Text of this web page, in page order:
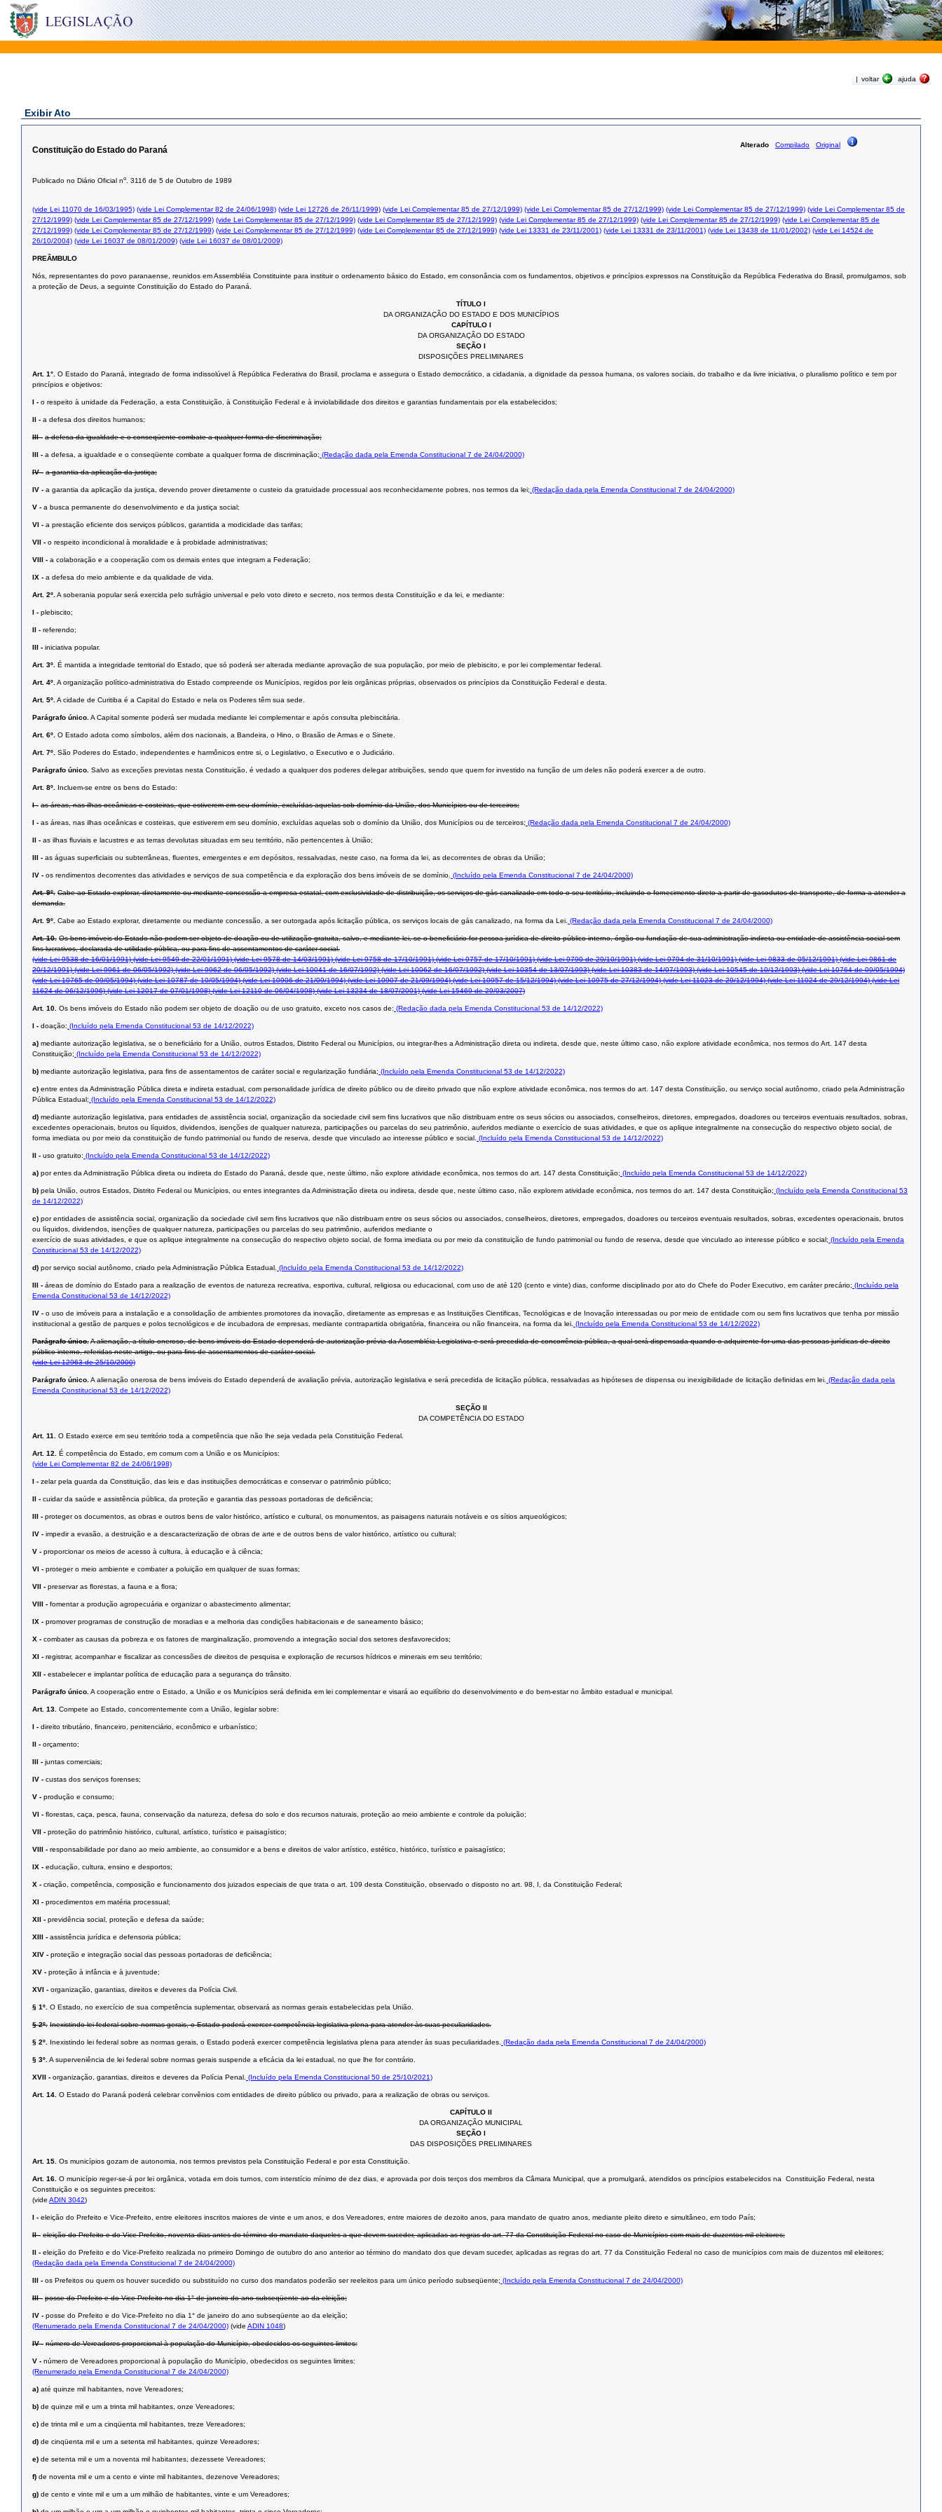
| voltar ajuda
Exibir Ato
Alterado Compilado Original
Constituição do Estado do Paraná
Publicado no Diário Oficial no. 3116 de 5 de Outubro de 1989
(vide Lei 11070 de 16/03/1995) (vide Lei Complementar 82 de 24/06/1998) (vide Lei 12726 de 26/11/1999) (vide Lei Complementar 85 de 27/12/1999) (vide Lei Complementar 85 de 27/12/1999) (vide Lei Complementar 85 de 27/12/1999) (vide Lei Complementar 85 de
27/12/1999) (vide Lei Complementar 85 de 27/12/1999) (vide Lei Complementar 85 de 27/12/1999) (vide Lei Complementar 85 de 27/12/1999) (vide Lei Complementar 85 de 27/12/1999) (vide Lei Complementar 85 de 27/12/1999) (vide Lei Complementar 85 de
27/12/1999) (vide Lei Complementar 85 de 27/12/1999) (vide Lei Complementar 85 de 27/12/1999) (vide Lei Complementar 85 de 27/12/1999) (vide Lei 13331 de 23/11/2001) (vide Lei 13331 de 23/11/2001) (vide Lei 13438 de 11/01/2002) (vide Lei 14524 de
26/10/2004) (vide Lei 16037 de 08/01/2009) (vide Lei 16037 de 08/01/2009)
PREÂMBULO
Nós, representantes do povo paranaense, reunidos em Assembléia Constituinte para instituir o ordenamento básico do Estado, em consonância com os fundamentos, objetivos e princípios expressos na Constituição da República Federativa do Brasil, promulgamos, sob
a proteção de Deus, a seguinte Constituição do Estado do Paraná.
TÍTULO I
DA ORGANIZAÇÃO DO ESTADO E DOS MUNICÍPIOS
CAPÍTULO I
DA ORGANIZAÇÃO DO ESTADO
SEÇÃO I
DISPOSIÇÕES PRELIMINARES
Art. 1°. O Estado do Paraná, integrado de forma indissolúvel à República Federativa do Brasil, proclama e assegura o Estado democrático, a cidadania, a dignidade da pessoa humana, os valores sociais, do trabalho e da livre iniciativa, o pluralismo político e tem por
princípios e objetivos:
I - o respeito à unidade da Federação, a esta Constituição, à Constituição Federal e à inviolabilidade dos direitos e garantias fundamentais por ela estabelecidos;
II - a defesa dos direitos humanos;
III - a defesa da igualdade e o conseqüente combate a qualquer forma de discriminação;
III - a defesa, a igualdade e o conseqüente combate a qualquer forma de discriminação; (Redação dada pela Emenda Constitucional 7 de 24/04/2000)
IV - a garantia da aplicação da justiça;
IV - a garantia da aplicação da justiça, devendo prover diretamente o custeio da gratuidade processual aos reconhecidamente pobres, nos termos da lei; (Redação dada pela Emenda Constitucional 7 de 24/04/2000)
V - a busca permanente do desenvolvimento e da justiça social;
VI - a prestação eﬁciente dos serviços públicos, garantida a modicidade das tarifas;
VII - o respeito incondicional à moralidade e à probidade administrativas;
VIII - a colaboração e a cooperação com os demais entes que integram a Federação;
IX - a defesa do meio ambiente e da qualidade de vida.
Art. 2º. A soberania popular será exercida pelo sufrágio universal e pelo voto direto e secreto, nos termos desta Constituição e da lei, e mediante:
I - plebiscito;
II - referendo;
III - iniciativa popular.
Art. 3º. É mantida a integridade territorial do Estado, que só poderá ser alterada mediante aprovação de sua população, por meio de plebiscito, e por lei complementar federal.
Art. 4º. A organização político-administrativa do Estado compreende os Municípios, regidos por leis orgânicas próprias, observados os princípios da Constituição Federal e desta.
Art. 5º. A cidade de Curitiba é a Capital do Estado e nela os Poderes têm sua sede.
Parágrafo único. A Capital somente poderá ser mudada mediante lei complementar e após consulta plebiscitária.
Art. 6º. O Estado adota como símbolos, além dos nacionais, a Bandeira, o Hino, o Brasão de Armas e o Sinete.
Art. 7º. São Poderes do Estado, independentes e harmônicos entre si, o Legislativo, o Executivo e o Judiciário.
Parágrafo único. Salvo as exceções previstas nesta Constituição, é vedado a qualquer dos poderes delegar atribuições, sendo que quem for investido na função de um deles não poderá exercer a de outro.
Art. 8º. Incluem-se entre os bens do Estado:
I - as áreas, nas ilhas oceânicas e costeiras, que estiverem em seu domínio, excluídas aquelas sob domínio da União, dos Municípios ou de terceiros;
I - as áreas, nas ilhas oceânicas e costeiras, que estiverem em seu domínio, excluídas aquelas sob o domínio da União, dos Municípios ou de terceiros; (Redação dada pela Emenda Constitucional 7 de 24/04/2000)
II - as ilhas ﬂuviais e lacustres e as terras devolutas situadas em seu território, não pertencentes à União;
III - as águas superﬁciais ou subterrâneas, ﬂuentes, emergentes e em depósitos, ressalvadas, neste caso, na forma da lei, as decorrentes de obras da União;
IV - os rendimentos decorrentes das atividades e serviços de sua competência e da exploração dos bens imóveis de se domínio. (Incluído pela Emenda Constitucional 7 de 24/04/2000)
Art. 9º. Cabe ao Estado explorar, diretamente ou mediante concessão a empresa estatal, com exclusividade de distribuição, os serviços de gás canalizado em todo o seu território, incluindo o fornecimento direto a partir de gasodutos de transporte, de forma a atender a
demanda.
Art. 9º. Cabe ao Estado explorar, diretamente ou mediante concessão, a ser outorgada após licitação pública, os serviços locais de gás canalizado, na forma da Lei. (Redação dada pela Emenda Constitucional 7 de 24/04/2000)
Art. 10. Os bens imóveis do Estado não podem ser objeto de doação ou de utilização gratuita, salvo, e mediante lei, se o beneﬁciário for pessoa jurídica de direito público interno, órgão ou fundação de sua administração indireta ou entidade de assistência social sem
ﬁns lucrativos, declarada de utilidade pública, ou para ﬁns de assentamentos de caráter social.
(vide Lei 9538 de 16/01/1991)(vide Lei 9549 de 22/01/1991)(vide Lei 9578 de 14/03/1991)(vide Lei 9758 de 17/10/1991)(vide Lei 9757 de 17/10/1991)(vide Lei 9790 de 29/10/1991)(vide Lei 9794 de 31/10/1991)(vide Lei 9833 de 05/12/1991)(vide Lei 9861 de
20/12/1991)(vide Lei 9961 de 06/05/1992)(vide Lei 9962 de 06/05/1992)(vide Lei 10041 de 16/07/1992)(vide Lei 10062 de 16/07/1992)(vide Lei 10354 de 13/07/1993)(vide Lei 10383 de 14/07/1993)(vide Lei 10545 de 10/12/1993)(vide Lei 10764 de 09/05/1994)
(vide Lei 10765 de 09/05/1994)(vide Lei 10787 de 10/05/1994)(vide Lei 10906 de 21/09/1994)(vide Lei 10907 de 21/09/1994)(vide Lei 10957 de 15/12/1994)(vide Lei 10975 de 27/12/1994)(vide Lei 11023 de 29/12/1994)(vide Lei 11024 de 29/12/1994)(vide Lei
11624 de 06/12/1996)(vide Lei 12017 de 07/01/1998)(vide Lei 12110 de 06/04/1998)(vide Lei 13234 de 18/07/2001)(vide Lei 15469 de 29/03/2007)
Art. 10. Os bens imóveis do Estado não podem ser objeto de doação ou de uso gratuito, exceto nos casos de: (Redação dada pela Emenda Constitucional 53 de 14/12/2022)
I - doação: (Incluído pela Emenda Constitucional 53 de 14/12/2022)
a) mediante autorização legislativa, se o beneficiário for a União, outros Estados, Distrito Federal ou Municípios, ou integrar-lhes a Administração direta ou indireta, desde que, neste último caso, não explore atividade econômica, nos termos do Art. 147 desta
Constituição; (Incluído pela Emenda Constitucional 53 de 14/12/2022)
b) mediante autorização legislativa, para fins de assentamentos de caráter social e regularização fundiária; (Incluído pela Emenda Constitucional 53 de 14/12/2022)
c) entre entes da Administração Pública direta e indireta estadual, com personalidade jurídica de direito público ou de direito privado que não explore atividade econômica, nos termos do art. 147 desta Constituição, ou serviço social autônomo, criado pela Administração
Pública Estadual; (Incluído pela Emenda Constitucional 53 de 14/12/2022)
d) mediante autorização legislativa, para entidades de assistência social, organização da sociedade civil sem fins lucrativos que não distribuam entre os seus sócios ou associados, conselheiros, diretores, empregados, doadores ou terceiros eventuais resultados, sobras,
excedentes operacionais, brutos ou líquidos, dividendos, isenções de qualquer natureza, participações ou parcelas do seu patrimônio, auferidos mediante o exercício de suas atividades, e que os aplique integralmente na consecução do respectivo objeto social, de
forma imediata ou por meio da constituição de fundo patrimonial ou fundo de reserva, desde que vinculado ao interesse público e social. (Incluído pela Emenda Constitucional 53 de 14/12/2022)
II - uso gratuito: (Incluído pela Emenda Constitucional 53 de 14/12/2022)
a) por entes da Administração Pública direta ou indireta do Estado do Paraná, desde que, neste último, não explore atividade econômica, nos termos do art. 147 desta Constituição; (Incluído pela Emenda Constitucional 53 de 14/12/2022)
b) pela União, outros Estados, Distrito Federal ou Municípios, ou entes integrantes da Administração direta ou indireta, desde que, neste último caso, não explorem atividade econômica, nos termos do art. 147 desta Constituição; (Incluído pela Emenda Constitucional 53
de 14/12/2022)
c) por entidades de assistência social, organização da sociedade civil sem fins lucrativos que não distribuam entre os seus sócios ou associados, conselheiros, diretores, empregados, doadores ou terceiros eventuais resultados, sobras, excedentes operacionais, brutos
ou líquidos, dividendos, isenções de qualquer natureza, participações ou parcelas do seu patrimônio, auferidos mediante o
exercício de suas atividades, e que os aplique integralmente na consecução do respectivo objeto social, de forma imediata ou por meio da constituição de fundo patrimonial ou fundo de reserva, desde que vinculado ao interesse público e social; (Incluído pela Emenda
Constitucional 53 de 14/12/2022)
d) por serviço social autônomo, criado pela Administração Pública Estadual. (Incluído pela Emenda Constitucional 53 de 14/12/2022)
III - áreas de domínio do Estado para a realização de eventos de natureza recreativa, esportiva, cultural, religiosa ou educacional, com uso de até 120 (cento e vinte) dias, conforme disciplinado por ato do Chefe do Poder Executivo, em caráter precário; (Incluído pela
Emenda Constitucional 53 de 14/12/2022)
IV - o uso de imóveis para a instalação e a consolidação de ambientes promotores da inovação, diretamente as empresas e as Instituições Cientificas, Tecnológicas e de Inovação interessadas ou por meio de entidade com ou sem fins lucrativos que tenha por missão
institucional a gestão de parques e polos tecnológicos e de incubadora de empresas, mediante contrapartida obrigatória, financeira ou não financeira, na forma da lei. (Incluído pela Emenda Constitucional 53 de 14/12/2022)
Parágrafo único.A alienação, a título oneroso, de bens imóveis do Estado dependerá de autorização prévia da Assembléia Legislativa e será precedida de concorrência pública, a qual será dispensada quando o adquirente for uma das pessoas jurídicas de direito
público interno, referidas neste artigo, ou para ﬁns de assentamentos de caráter social.
(vide Lei 12963 de 25/10/2000)
Parágrafo único. A alienação onerosa de bens imóveis do Estado dependerá de avaliação prévia, autorização legislativa e será precedida de licitação pública, ressalvadas as hipóteses de dispensa ou inexigibilidade de licitação definidas em lei. (Redação dada pela
Emenda Constitucional 53 de 14/12/2022)
SEÇÃO II
DA COMPETÊNCIA DO ESTADO
Art. 11. O Estado exerce em seu território toda a competência que não lhe seja vedada pela Constituição Federal.
Art. 12.
É competência do Estado, em comum com a União e os Municípios:
(vide Lei Complementar 82 de 24/06/1998)
I - zelar pela guarda da Constituição, das leis e das instituições democráticas e conservar o patrimônio público;
II - cuidar da saúde e assistência pública, da proteção e garantia das pessoas portadoras de deﬁciência;
III - proteger os documentos, as obras e outros bens de valor histórico, artístico e cultural, os monumentos, as paisagens naturais notáveis e os sítios arqueológicos;
IV - impedir a evasão, a destruição e a descaracterização de obras de arte e de outros bens de valor histórico, artístico ou cultural;
V - proporcionar os meios de acesso à cultura, à educação e à ciência;
VI - proteger o meio ambiente e combater a poluição em qualquer de suas formas;
VII - preservar as ﬂorestas, a fauna e a ﬂora;
VIII - fomentar a produção agropecuária e organizar o abastecimento alimentar;
IX - promover programas de construção de moradias e a melhoria das condições habitacionais e de saneamento básico;
X - combater as causas da pobreza e os fatores de marginalização, promovendo a integração social dos setores desfavorecidos;
XI - registrar, acompanhar e ﬁscalizar as concessões de direitos de pesquisa e exploração de recursos hídricos e minerais em seu território;
XII - estabelecer e implantar política de educação para a segurança do trânsito.
Parágrafo único. A cooperação entre o Estado, a União e os Municípios será deﬁnida em lei complementar e visará ao equilíbrio do desenvolvimento e do bem-estar no âmbito estadual e municipal.
Art. 13. Compete ao Estado, concorrentemente com a União, legislar sobre:
I - direito tributário, ﬁnanceiro, penitenciário, econômico e urbanístico;
II - orçamento;
III - juntas comerciais;
IV - custas dos serviços forenses;
V - produção e consumo;
VI - ﬂorestas, caça, pesca, fauna, conservação da natureza, defesa do solo e dos recursos naturais, proteção ao meio ambiente e controle da poluição;
VII - proteção do patrimônio histórico, cultural, artístico, turístico e paisagístico;
VIII - responsabilidade por dano ao meio ambiente, ao consumidor e a bens e direitos de valor artístico, estético, histórico, turístico e paisagístico;
IX - educação, cultura, ensino e desportos;
X - criação, competência, composição e funcionamento dos juizados especiais de que trata o art. 109 desta Constituição, observado o disposto no art. 98, I, da Constituição Federal;
XI - procedimentos em matéria processual;
XII - previdência social, proteção e defesa da saúde;
XIII - assistência jurídica e defensoria pública;
XIV - proteção e integração social das pessoas portadoras de deﬁciência;
XV - proteção à infância e à juventude;
XVI - organização, garantias, direitos e deveres da Polícia Civil.
§ 1º. O Estado, no exercício de sua competência suplementar, observará as normas gerais estabelecidas pela União.
§ 2º. Inexistindo lei federal sobre normas gerais, o Estado poderá exercer competência legislativa plena para atender às suas peculiaridades.
§ 2º. Inexistindo lei federal sobre as normas gerais, o Estado poderá exercer competência legislativa plena para atender às suas peculiaridades. (Redação dada pela Emenda Constitucional 7 de 24/04/2000)
§ 3º. A superveniência de lei federal sobre normas gerais suspende a eﬁcácia da lei estadual, no que lhe for contrário.
XVII - organização, garantias, direitos e deveres da Polícia Penal. (Incluído pela Emenda Constitucional 50 de 25/10/2021)
Art. 14. O Estado do Paraná poderá celebrar convênios com entidades de direito público ou privado, para a realização de obras ou serviços.
CAPÍTULO II
DA ORGANIZAÇÃO MUNICIPAL
SEÇÃO I
DAS DISPOSIÇÕES PRELIMINARES
Art. 15. Os municípios gozam de autonomia, nos termos previstos pela Constituição Federal e por esta Constituição.
Art. 16. O município reger-se-á por lei orgânica, votada em dois turnos, com interstício mínimo de dez dias, e aprovada por dois terços dos membros da Câmara Municipal, que a promulgará, atendidos os princípios estabelecidos na Constituição Federal, nesta
Constituição e os seguintes preceitos:
(vide ADIN 3042)
I - eleição do Prefeito e Vice-Prefeito, entre eleitores inscritos maiores de vinte e um anos, e dos Vereadores, entre maiores de dezoito anos, para mandato de quatro anos, mediante pleito direto e simultâneo, em todo País;
II - eleição do Prefeito e do Vice-Prefeito, noventa dias antes do término do mandato daqueles a que devem suceder, aplicadas as regras do art. 77 da Constituição Federal no caso de Municípios com mais de duzentos mil eleitores;
II - eleição do Prefeito e do Vice-Prefeito realizada no primeiro Domingo de outubro do ano anterior ao término do mandato dos que devam suceder, aplicadas as regras do art. 77 da Constituição Federal no caso de municípios com mais de duzentos mil eleitores;
(Redação dada pela Emenda Constitucional 7 de 24/04/2000)
III - os Prefeitos ou quem os houver sucedido ou substituído no curso dos mandatos poderão ser reeleitos para um único período subseqüente; (Incluído pela Emenda Constitucional 7 de 24/04/2000)
III - posse do Prefeito e do Vice-Prefeito no dia 1° de janeiro do ano subseqüente ao da eleição;
IV - posse do Prefeito e do Vice-Prefeito no dia 1° de janeiro do ano subseqüente ao da eleição;
(Renumerado pela Emenda Constitucional 7 de 24/04/2000) (vide ADIN 1048)
IV - número de Vereadores proporcional à população do Município, obedecidos os seguintes limites:
V - número de Vereadores proporcional à população do Município, obedecidos os seguintes limites:
(Renumerado pela Emenda Constitucional 7 de 24/04/2000)
a) até quinze mil habitantes, nove Vereadores;
b) de quinze mil e um a trinta mil habitantes, onze Vereadores;
c) de trinta mil e um a cinqüenta mil habitantes, treze Vereadores;
d) de cinqüenta mil e um a setenta mil habitantes, quinze Vereadores;
e) de setenta mil e um a noventa mil habitantes, dezessete Vereadores;
f) de noventa mil e um a cento e vinte mil habitantes, dezenove Vereadores;
g) de cento e vinte mil e um a um milhão de habitantes, vinte e um Vereadores;